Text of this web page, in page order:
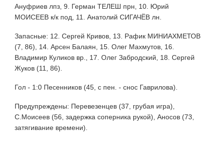
Ануфриев лпз, 9. Герман ТЕЛЕШ прн, 10. Юрий
МОИСЕЕВ к/к под, 11. Анатолий СИГАЧЁВ лн.
Запасные: 12. Сергей Кривов, 13. Рафик МИНИАХМЕТОВ
(7, 86), 14. Арсен Балаян, 15. Олег Махмутов, 16.
Владимир Куликов вр., 17. Олег Забродский, 18. Сергей
Жуков (11, 86).
Гол - 1:0 Песенников (45, с пен. - снос Гаврилова).
Предупреждены: Перевезенцев (37, грубая игра),
С.Моисеев (56, задержка соперника рукой), Аносов (73,
затягивание времени).